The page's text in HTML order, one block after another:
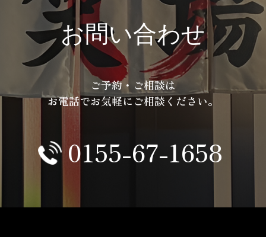
お問い合わせ
ご予約・ご相談は
お電話でお気軽にご相談ください。
0155-67-1658